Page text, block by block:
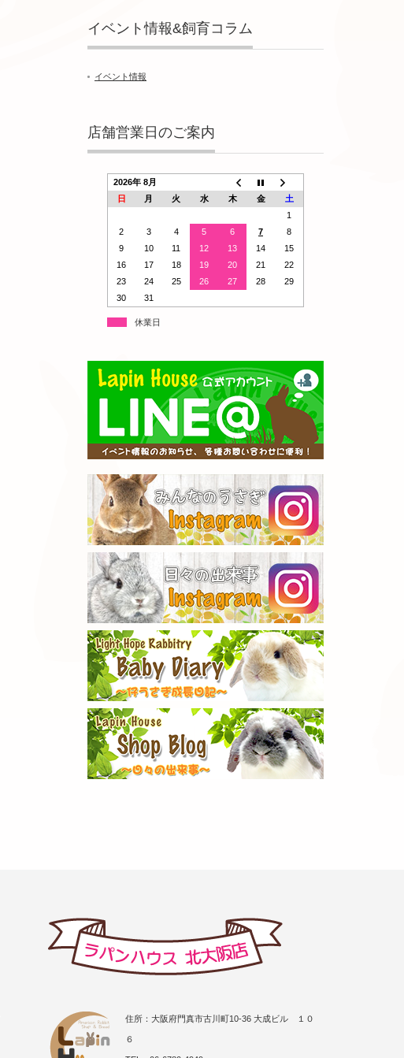
イベント情報&飼育コラム
イベント情報
店舗営業日のご案内
2026年 8月
日
月 火 水 木 金
土
1
2
3 4 5 6 7
8
9
10 11 12 13 14
15
16
17 18 19 20 21
22
23
24 25 26 27 28
29
30
31
休業日
住所：大阪府門真市古川町10-36 大成ビル １０
６